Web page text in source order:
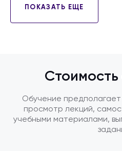
ПОКАЗАТЬ ЕЩЕ
Стоимость
Обучение предполагает
просмотр лекций,
учебными материалами,